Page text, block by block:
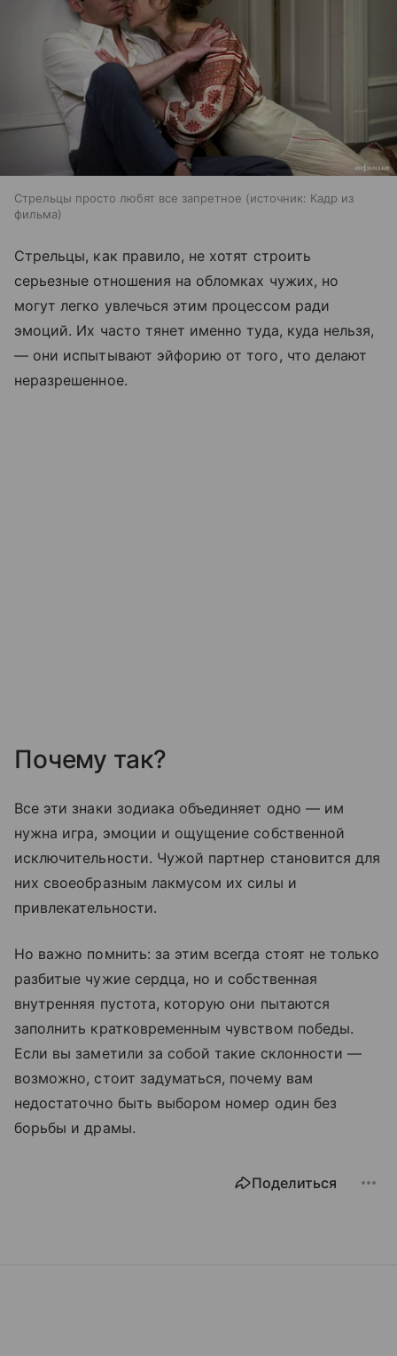
Стрельцы просто любят все запретное источник: Кадр из
фильма
Стрельцы, как правило, не хотят строить
серьезные отношения на обломках чужих, но
могут легко увлечься этим процессом ради
эмоций. Их часто тянет именно туда, куда нельзя,
— они испытывают эйфорию от того, что делают
неразрешенное.
Почему так?
Все эти знаки зодиака объединяет одно — им
нужна игра, эмоции и ощущение собственной
исключительности. Чужой партнер становится для
них своеобразным лакмусом их силы и
привлекательности.
Но важно помнить: за этим всегда стоят не только
разбитые чужие сердца, но и собственная
внутренняя пустота, которую они пытаются
заполнить кратковременным чувством победы.
Если вы заметили за собой такие склонности —
возможно, стоит задуматься, почему вам
недостаточно быть выбором номер один без
борьбы и драмы.
Поделиться